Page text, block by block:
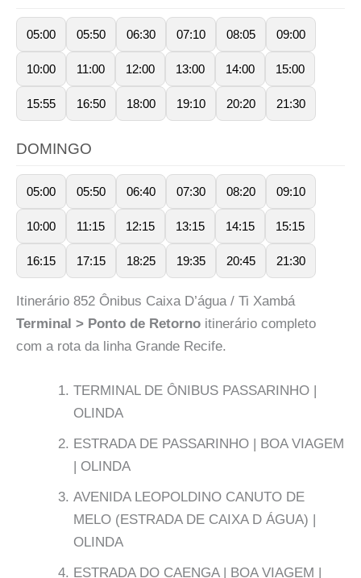
05:00 05:50 06:30 07:10 08:05 09:00
10:00 11:00 12:00 13:00 14:00 15:00
15:55 16:50 18:00 19:10 20:20 21:30
DOMINGO
05:00 05:50 06:40 07:30 08:20 09:10
10:00 11:15 12:15 13:15 14:15 15:15
16:15 17:15 18:25 19:35 20:45 21:30
Itinerário 852 Ônibus Caixa D’água / Ti Xambá
Terminal > Ponto de Retorno itinerário completo
com a rota da linha Grande Recife.
TERMINAL DE ÔNIBUS PASSARINHO |
OLINDA
ESTRADA DE PASSARINHO | BOA VIAGEM
| OLINDA
AVENIDA LEOPOLDINO CANUTO DE
MELO (ESTRADA DE CAIXA D ÁGUA) |
OLINDA
ESTRADA DO CAENGA | BOA VIAGEM |